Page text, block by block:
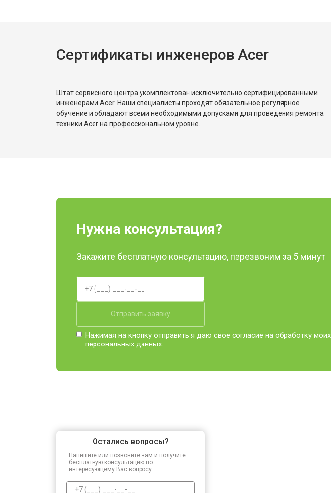
Сертификаты инженеров Acer
Штат сервисного центра укомплектован исключительно сертифицированными
инженерами Acer. Наши специалисты проходят обязательное регулярное
обучение и обладают всеми необходимыми допусками для проведения ремонта
техники Acer на профессиональном уровне.
Нужна консультация?
Закажите бесплатную консультацию, перезвоним за 5 минут
Отправить заявку
Нажимая на кнопку отправить я даю свое согласие на обработку моих
персональных данных.
Остались вопросы?
Напишите или позвоните нам и получите
бесплатную консультацию по
интересующему Вас вопросу.